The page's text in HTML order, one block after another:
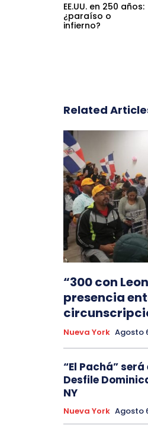
EE.UU. en 250 años:
¿paraíso o
infierno?
Related
“300 con
presencia
Nueva York Agosto
“El Pachá”
Desfile
NY
Nueva York Agosto